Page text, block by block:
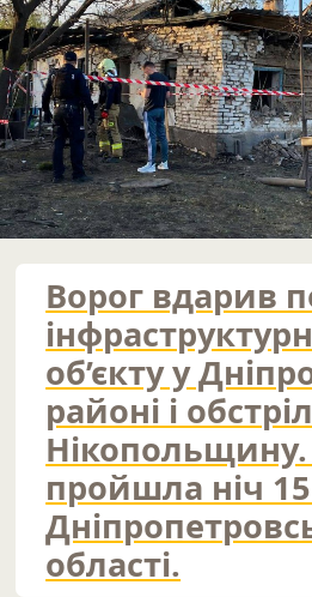
Ворог вдарив
об’єкту у
районі і
Нікопольщину.
пройшла ніч 15
області.